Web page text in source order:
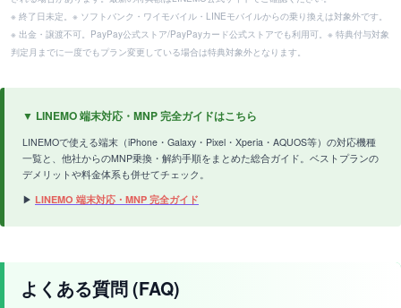
※ 終了日未定。※ ソフトバンク・ワイモバイル・LINEモバイルからの乗り換えは対象外です。
※ 出金・譲渡不可。PayPay公式ストア/PayPayカード公式ストアでも利用可。※ 特典付与対象
判定月までに一度でもプラン変更している場合は特典対象外となります。
▼ LINEMO 端末対応・MNP 完全ガイドはこちら
LINEMOで使える端末（iPhone・Galaxy・Pixel・Xperia・AQUOS等）の対応機種
一覧と、他社からのMNP乗換・解約手順をまとめた総合ガイド。ベストプランの
デメリットや料金体系も併せてチェック。
▶ LINEMO 端末対応・MNP 完全ガイド
よくある質問 (FAQ)